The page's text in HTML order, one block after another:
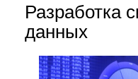
Разработка
данных